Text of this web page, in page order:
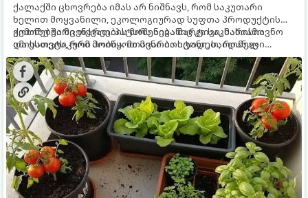
ქალაქში ცხოვრება იმას არ ნიშნავს, რომ საკუთარი
ხელით მოყვანილი, ეკოლოგიურად სუფთა პროდუქტის
გემოზე უარი თქვათ. პატარა აივანიც კი საკმარისია
იმისათვის, რომ მოიწყოთ მინი-ბოსტანი, საიდანაც
ყოველდღიურად ახალ, არომატულ მწვანილსა და
ბოსტნეულს მოკრეფთ.
ქოთნებში მცენარეების მოშენება მარტივი, სასიამოვნო
და ესთეტიკური ჰობია. მთავარია იცოდეთ, რომელი
კულტურები ეგუებიან ქოთნის პირობებს ყველაზე კარგად
და როგორ მოუაროთ მათ სწორად.